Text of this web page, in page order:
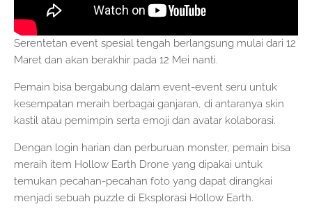
Serentetan event spesial tengah berlangsung mulai dari 12
Maret dan akan berakhir pada 12 Mei nanti.
Pemain bisa bergabung dalam event-event seru untuk
kesempatan meraih berbagai ganjaran, di antaranya skin
kastil atau pemimpin serta emoji dan avatar kolaborasi.
Dengan login harian dan perburuan monster, pemain bisa
meraih item Hollow Earth Drone yang dipakai untuk
temukan pecahan-pecahan foto yang dapat dirangkai
menjadi sebuah puzzle di Eksplorasi Hollow Earth.